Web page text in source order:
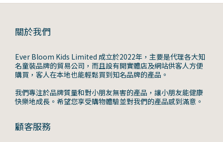
關於我們
Ever Bloom Kids Limited 成立於2022年，主要是代理各大知
名童裝品牌的貿易公司，而且設有開實體店及網站供客人方便
購買，客人在本地也能輕鬆買到知名品牌的產品。
我們專注於品牌質量和對小朋友無害的產品，讓小朋友能健康
快樂地成長。希望您享受購物體驗並對我們的產品感到滿意。
顧客服務